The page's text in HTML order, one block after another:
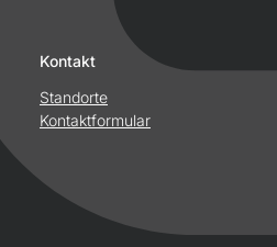
Kontakt
Standorte
Kontaktformular